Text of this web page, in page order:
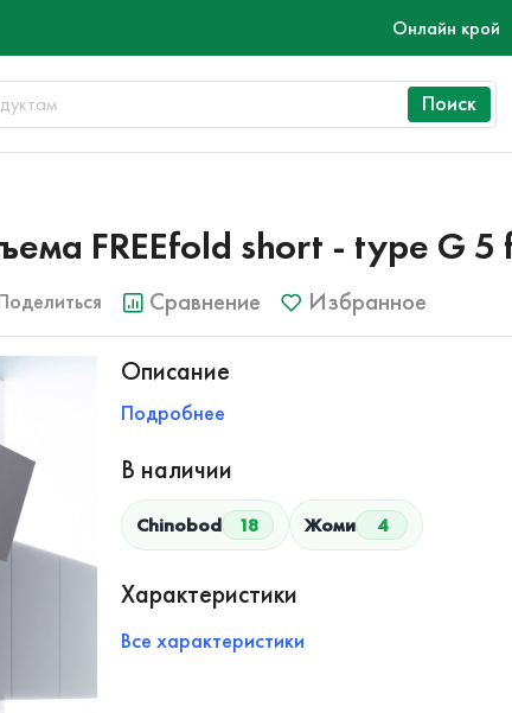
Онлайн крой
Поиск
FREEfold short - type G 5
Сравнение Избранное
Описание
Подробнее
В наличии
Chinobod 18 Жоми 4
Характеристики
Все характеристики